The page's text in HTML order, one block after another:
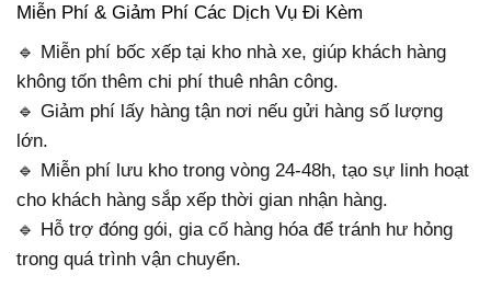
Miễn Phí & Giảm Phí Các Dịch Vụ Đi Kèm
🔹 Miễn phí bốc xếp tại kho nhà xe, giúp khách hàng
không tốn thêm chi phí thuê nhân công.
🔹 Giảm phí lấy hàng tận nơi nếu gửi hàng số lượng
lớn.
🔹 Miễn phí lưu kho trong vòng 24-48h, tạo sự linh hoạt
cho khách hàng sắp xếp thời gian nhận hàng.
🔹 Hỗ trợ đóng gói, gia cố hàng hóa để tránh hư hỏng
trong quá trình vận chuyển.